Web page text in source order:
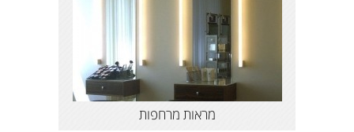
מראות מרחפות